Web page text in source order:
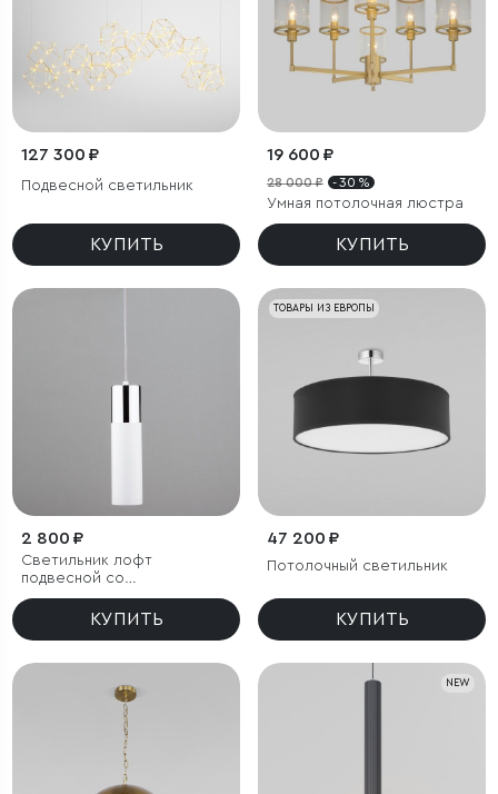
127 300 ₽
Подвесной светильник
КУПИТЬ
19 600 ₽
28 000 ₽ - 30 %
Умная потолочная люстра
КУПИТЬ
2 800 ₽
Светильник лофт
подвесной со
светодиодами
КУПИТЬ
ТОВАРЫ ИЗ ЕВРОПЫ
47 200 ₽
Потолочный светильник
КУПИТЬ
NEW